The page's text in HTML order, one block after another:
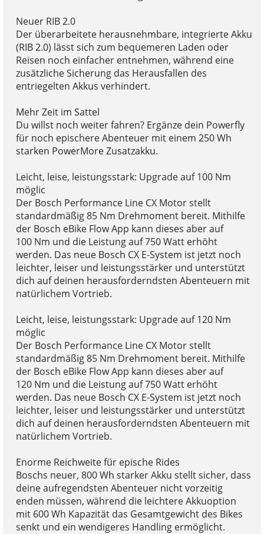
Neuer RIB 2.0
Der überarbeitete herausnehmbare, integrierte Akku
(RIB 2.0) lässt sich zum bequemeren Laden oder
Reisen noch einfacher entnehmen, während eine
zusätzliche Sicherung das Herausfallen des
entriegelten Akkus verhindert.
Mehr Zeit im Sattel
Du willst noch weiter fahren? Ergänze dein Powerfly
für noch epischere Abenteuer mit einem 250 Wh
starken PowerMore Zusatzakku.
Leicht, leise, leistungsstark: Upgrade auf 100 Nm
möglic
Der Bosch Performance Line CX Motor stellt
standardmäßig 85 Nm Drehmoment bereit. Mithilfe
der Bosch eBike Flow App kann dieses aber auf
100 Nm und die Leistung auf 750 Watt erhöht
werden. Das neue Bosch CX E-System ist jetzt noch
leichter, leiser und leistungsstärker und unterstützt
dich auf deinen herausforderndsten Abenteuern mit
natürlichem Vortrieb.
Leicht, leise, leistungsstark: Upgrade auf 120 Nm
möglic
Der Bosch Performance Line CX Motor stellt
standardmäßig 85 Nm Drehmoment bereit. Mithilfe
der Bosch eBike Flow App kann dieses aber auf
120 Nm und die Leistung auf 750 Watt erhöht
werden. Das neue Bosch CX E-System ist jetzt noch
leichter, leiser und leistungsstärker und unterstützt
dich auf deinen herausforderndsten Abenteuern mit
natürlichem Vortrieb.
Enorme Reichweite für epische Rides
Boschs neuer, 800 Wh starker Akku stellt sicher, dass
deine aufregendsten Abenteuer nicht vorzeitig
enden müssen, während die leichtere Akkuoption
mit 600 Wh Kapazität das Gesamtgewicht des Bikes
senkt und ein wendigeres Handling ermöglicht.